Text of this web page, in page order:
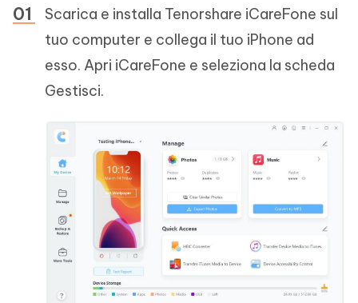
Scarica e installa Tenorshare iCareFone sul
tuo computer e collega il tuo iPhone ad
esso. Apri iCareFone e seleziona la scheda
Gestisci.